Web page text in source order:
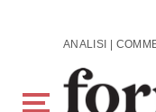
Skip to main content